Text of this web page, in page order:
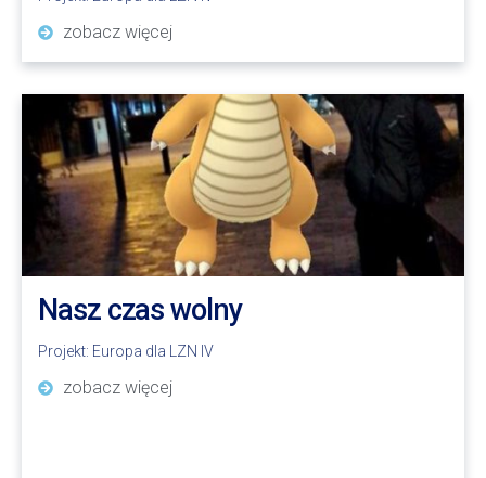
zobacz więcej
Nasz czas wolny
Projekt: Europa dla LZN IV
zobacz więcej